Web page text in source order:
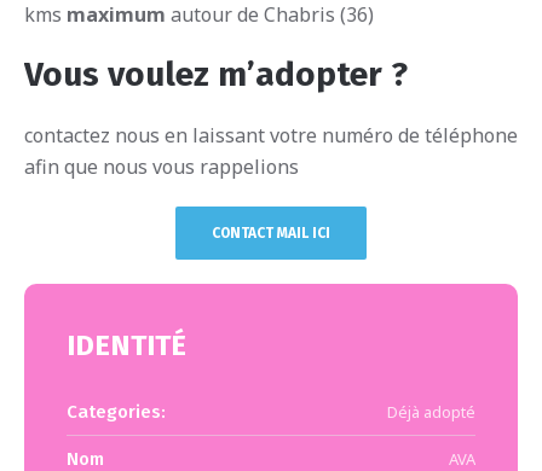
kms maximum autour de Chabris (36)
Vous voulez m’adopter ?
contactez nous en laissant votre numéro de téléphone
afin que nous vous rappelions
CONTACT MAIL ICI
IDENTITÉ
Categories: Déjà adopté
Nom AVA